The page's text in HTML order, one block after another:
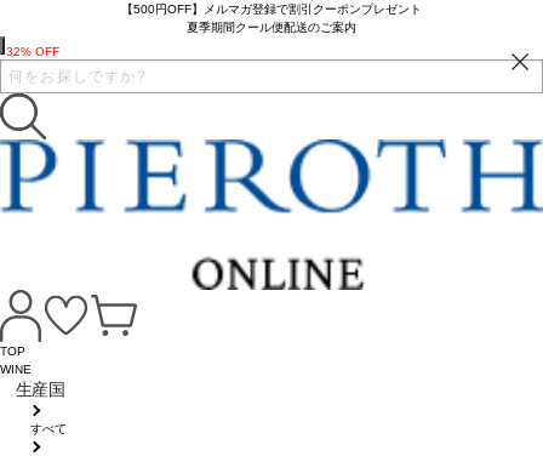
【500円OFF】メルマガ登録で割引クーポンプレゼント
夏季期間クール便配送のご案内
TOP
WINE
生産国
すべて
32% OFF